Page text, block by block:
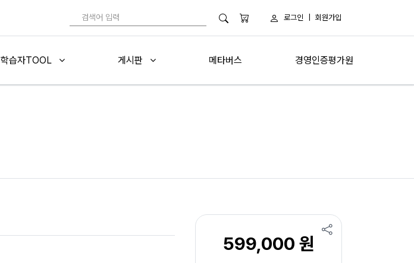
로그인 회원가입
학습자TOOL 게시판 메타버스 경영인증평가원
599,000 원